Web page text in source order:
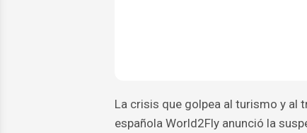
La crisis que golpea al turismo y al
española World2Fly anunció la